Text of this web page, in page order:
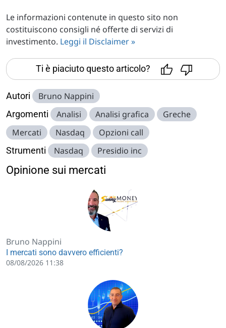
Le informazioni contenute in questo sito non
costituiscono consigli né offerte di servizi di
investimento. Leggi il Disclaimer »
Ti è piaciuto questo articolo?
Autori Bruno Nappini
Argomenti Analisi Analisi grafica
Greche
Mercati
Nasdaq Opzioni call
Strumenti Nasdaq Presidio inc
Opinione sui mercati
Bruno Nappini
I mercati sono davvero efficienti?
08/08/2026 11:38